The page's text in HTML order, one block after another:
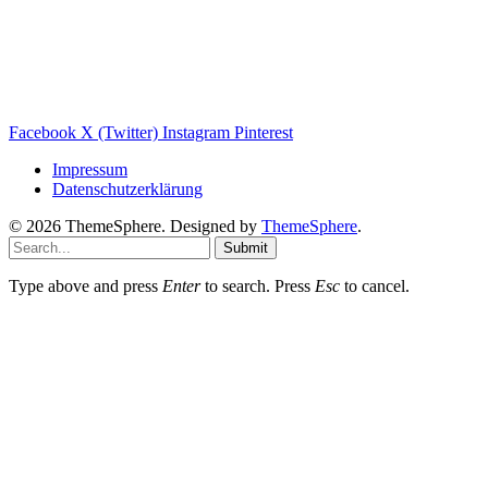
Facebook X (Twitter) Instagram Pinterest
Impressum
Datenschutzerklärung
© 2026 ThemeSphere. Designed by ThemeSphere.
Submit
Type above and press Enterto search. Press Esc to cancel.